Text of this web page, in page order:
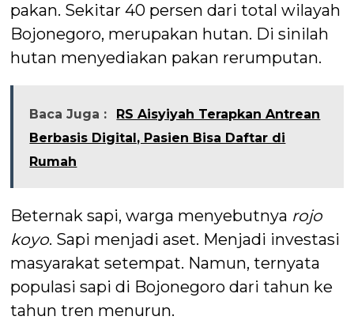
pakan. Sekitar 40 persen dari total wilayah
Bojonegoro, merupakan hutan. Di sinilah
hutan menyediakan pakan rerumputan.
Baca Juga :
RS Aisyiyah Terapkan Antrean
Berbasis Digital, Pasien Bisa Daftar di
Rumah
Beternak sapi, warga menyebutnya rojo
koyo. Sapi menjadi aset. Menjadi investasi
masyarakat setempat. Namun, ternyata
populasi sapi di Bojonegoro dari tahun ke
tahun tren menurun.